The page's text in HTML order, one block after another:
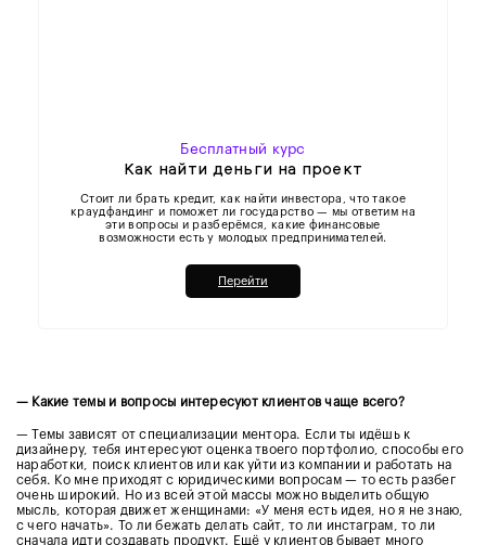
Бесплатный курс
Как найти деньги на проект
Стоит ли брать кредит, как найти инвестора, что такое
краудфандинг и поможет ли государство — мы ответим на
эти вопросы и разберёмся, какие финансовые
возможности есть у молодых предпринимателей.
Перейти
— Какие темы и вопросы интересуют клиентов чаще всего?
— Темы зависят от специализации ментора. Если ты идёшь к
дизайнеру, тебя интересуют оценка твоего портфолио, способы его
наработки, поиск клиентов или как уйти из компании и работать на
себя. Ко мне приходят с юридическими вопросам — то есть разбег
очень широкий. Но из всей этой массы можно выделить общую
мысль, которая движет женщинами: «У меня есть идея, но я не знаю,
с чего начать». То ли бежать делать сайт, то ли инстаграм, то ли
сначала идти создавать продукт. Ещё у клиентов бывает много